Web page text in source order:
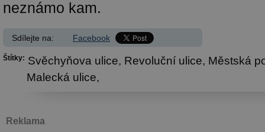
neznámo kam.
Sdílejte na: Facebook
Štítky: Svěchyňova ulice, Revoluční ulice, Městská
Malecká ulice,
Reklama